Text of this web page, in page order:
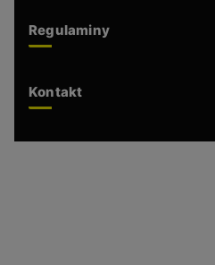
Regulaminy
Kontakt